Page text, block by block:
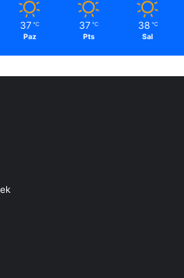
37 ℃
Paz
37 ℃
Pts
38 ℃
Sal